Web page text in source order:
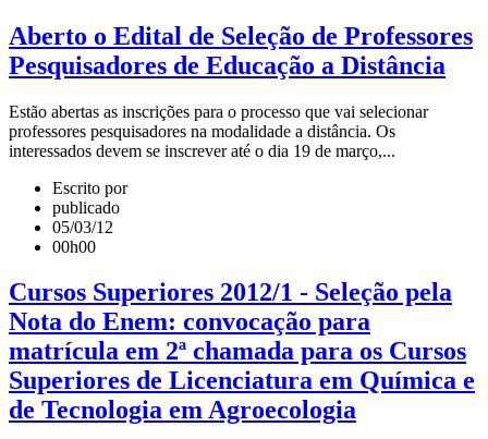
Aberto o Edital de Seleção de Professores
Pesquisadores de Educação a Distância
Estão abertas as inscrições para o processo que vai selecionar
professores pesquisadores na modalidade a distância. Os
interessados devem se inscrever até o dia 19 de março,...
Escrito por
publicado
05/03/12
00h00
Cursos Superiores 2012/1 - Seleção pela
Nota do Enem: convocação para
matrícula em 2ª chamada para os Cursos
Superiores de Licenciatura em Química e
de Tecnologia em Agroecologia